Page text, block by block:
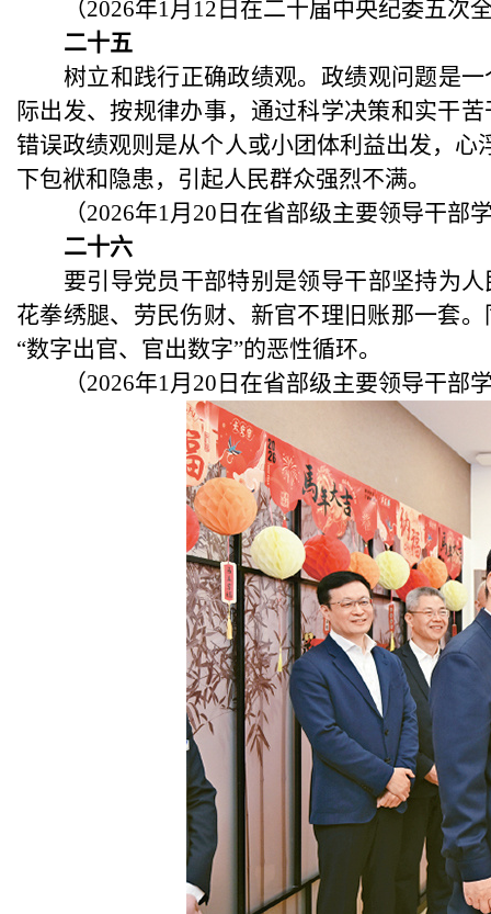
（2026年1月12日在二十届中央纪委五次
二十五
树立和践行正确政绩观。政绩观问题是
际出发、按规律办事，通过科学决策和实干
错误政绩观则是从个人或小团体利益出发，
下包袱和隐患，引起人民群众强烈不满。
（2026年1月20日在省部级主要领导干部
二十六
要引导党员干部特别是领导干部坚持为
花拳绣腿、劳民伤财、新官不理旧账那一套
“数字出官、官出数字”的恶性循环。
（2026年1月20日在省部级主要领导干部